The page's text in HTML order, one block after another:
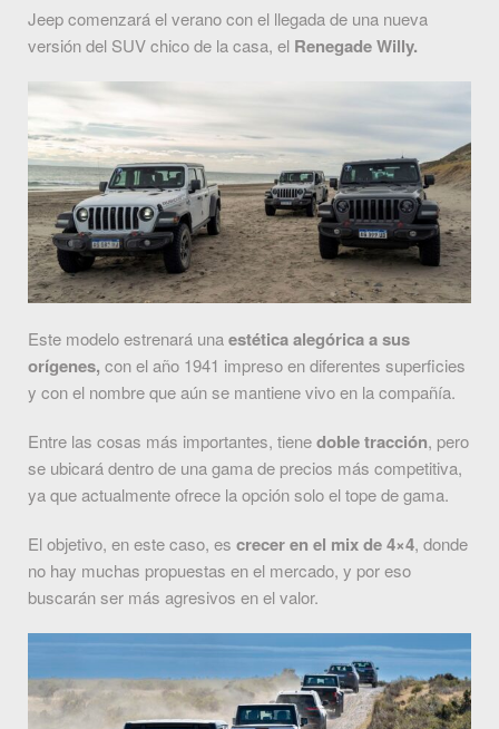
Jeep comenzará el verano con el llegada de una nueva
versión del SUV chico de la casa, el Renegade Willy.
Este modelo estrenará unaestética alegórica a sus
orígenes, con el año 1941 impreso en diferentes superficies
y con el nombre que aún se mantiene vivo en la compañía.
Entre las cosas más importantes, tienedoble tracción, pero
se ubicará dentro de una gama de precios más competitiva,
ya que actualmente ofrece la opción solo el tope de gama.
El objetivo, en este caso, es crecer en el mix de 4×4, donde
no hay muchas propuestas en el mercado, y por eso
buscarán ser más agresivos en el valor.